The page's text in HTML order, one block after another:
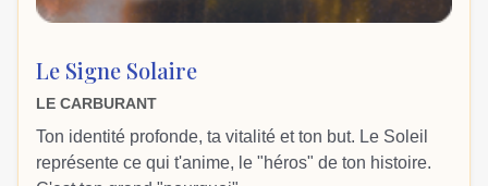
Le Signe Solaire
LE CARBURANT
Ton identité profonde, ta vitalité et ton but. Le Soleil
représente ce qui t'anime, le "héros" de ton histoire.